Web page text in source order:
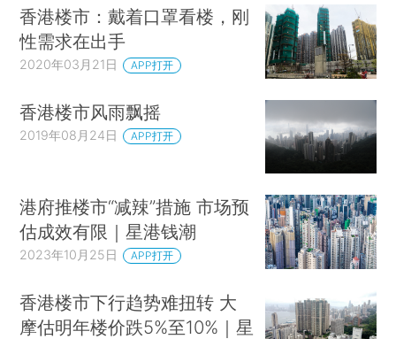
香港楼市：戴着口罩看楼，刚
性需求在出手
2020年03月21日 APP打开
香港楼市风雨飘摇
2019年08月24日 APP打开
港府推楼市“减辣”措施 市场预
估成效有限｜星港钱潮
2023年10月25日 APP打开
香港楼市下行趋势难扭转 大
摩估明年楼价跌5%至10%｜星